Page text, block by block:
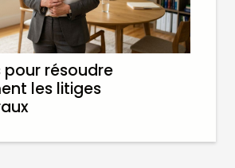
pour résoudre
les litiges